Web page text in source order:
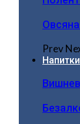
Prev
Напитки